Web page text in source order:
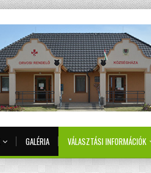
GALÉRIA VÁLASZTÁSI INFORMÁCIÓK